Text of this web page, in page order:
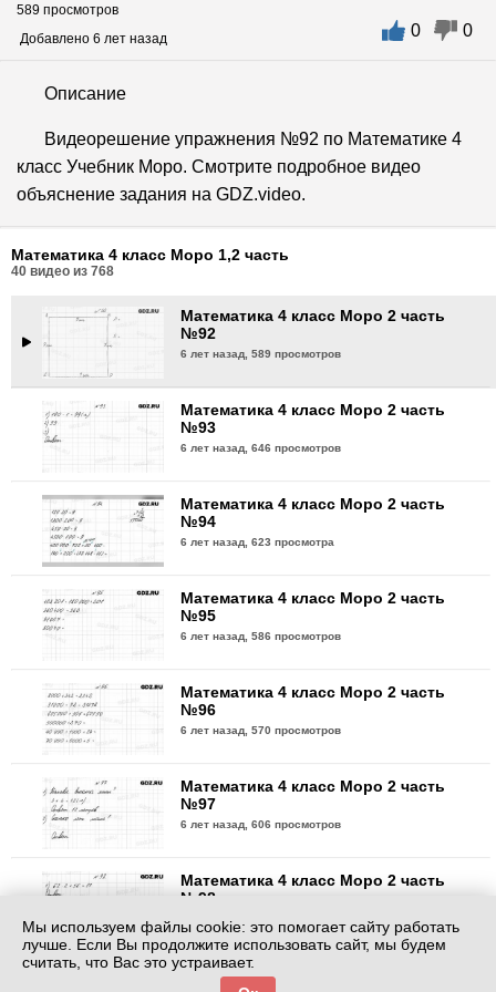
589 просмотров
Добавлено 6 лет назад
0 0
Описание
Видеорешение упражнения №92 по Математике 4
класс Учебник Моро. Смотрите подробное видео
объяснение задания на GDZ.video.
Математика 4 класс Моро 1,2 часть
40 видео из 768
Математика 4 класс Моро 2 часть
№90
6 лет назад,580 просмотров
6 лет назад,576 просмотров
Математика 4 класс Моро 2 часть
№92
6 лет назад,589 просмотров
Математика 4 класс Моро 2 часть
№93
6 лет назад,646 просмотров
Математика 4 класс Моро 2 часть
№94
6 лет назад,623 просмотра
Математика 4 класс Моро 2 часть
№95
6 лет назад,586 просмотров
Математика 4 класс Моро 2 часть
№96
6 лет назад,570 просмотров
Математика 4 класс Моро 2 часть
№97
6 лет назад,606 просмотров
Математика 4 класс Моро 2 часть
№98
Математика 4 класс Моро 2 часть
Мы используем файлы cookie: это помогает сайту работать
лучше. Если Вы продолжите использовать сайт, мы будем
считать, что Вас это устраивает.